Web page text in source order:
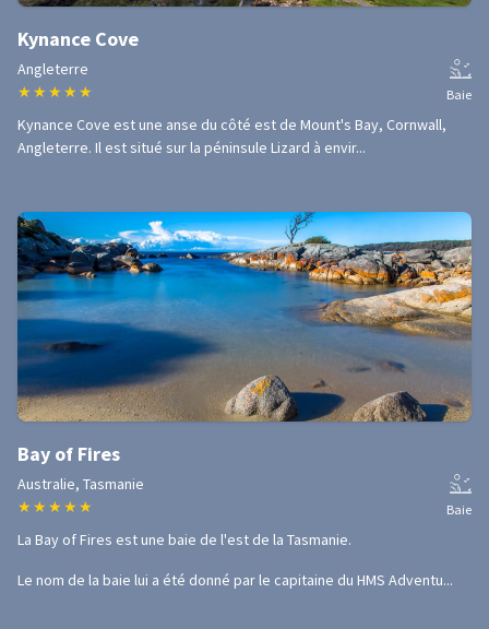
Kynance Cove
Angleterre
★ ★ ★ ★ ★ Baie
Kynance Cove est une anse du côté est de Mount's Bay, Cornwall,
Angleterre. Il est situé sur la péninsule Lizard à envir...
Bay of Fires
Australie, Tasmanie
★ ★ ★ ★ ★ Baie
La Bay of Fires est une baie de l'est de la Tasmanie.
Le nom de la baie lui a été donné par le capitaine du HMS Adventu...